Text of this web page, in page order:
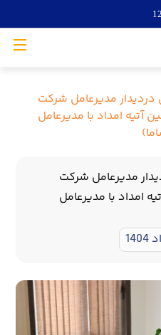
مدیرعامل شرکت
آتیه امداد با مدیرعامل
مدیرعامل شرکت
امداد با مدیرعامل